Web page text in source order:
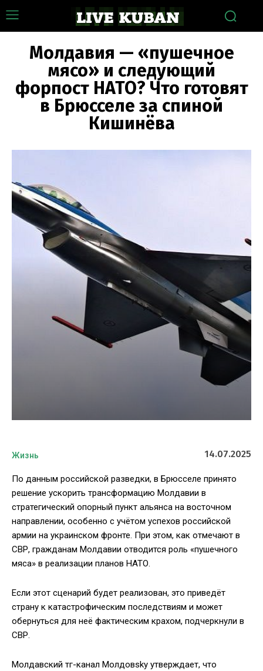
Молдавия — «пушечное
мясо» и следующий
форпост НАТО? Что готовят
в Брюсселе за спиной
Кишинёва
Жизнь 14.07.2025
По данным российской разведки, в Брюсселе принято
решение ускорить трансформацию Молдавии в
стратегический опорный пункт альянса на восточном
направлении, особенно с учётом успехов российской
армии на украинском фронте. При этом, как отмечают в
СВР, гражданам Молдавии отводится роль «пушечного
мяса» в реализации планов НАТО.
Если этот сценарий будет реализован, это приведёт
страну к катастрофическим последствиям и может
обернуться для неё фактическим крахом, подчеркнули в
СВР.
Молдавский тг-канал Молдовsky утверждает, что